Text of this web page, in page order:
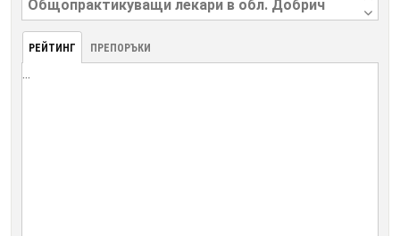
РЕЙТИНГ ПРЕПОРЪКИ
...